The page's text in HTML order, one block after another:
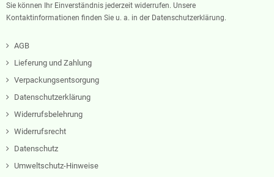
Sie können Ihr Einverständnis jederzeit widerrufen. Unsere
Kontaktinformationen finden Sie u. a. in der Datenschutzerklärung.
AGB
Lieferung und Zahlung
Verpackungsentsorgung
Datenschutzerklärung
Widerrufsbelehrung
Widerrufsrecht
Datenschutz
Umweltschutz-Hinweise